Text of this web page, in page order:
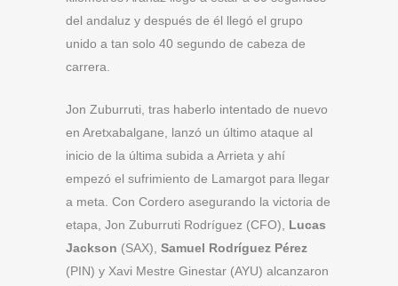
del andaluz y después de él llegó el grupo
unido a tan solo 40 segundo de cabeza de
carrera.
Jon Zuburruti, tras haberlo intentado de nuevo
en Aretxabalgane, lanzó un último ataque al
inicio de la última subida a Arrieta y ahí
empezó el sufrimiento de Lamargot para llegar
a meta. Con Cordero asegurando la victoria de
etapa, Jon Zuburruti Rodríguez (CFO), Lucas
Jackson (SAX), Samuel Rodríguez Pérez
(PIN) y Xavi Mestre Ginestar (AYU) alcanzaron